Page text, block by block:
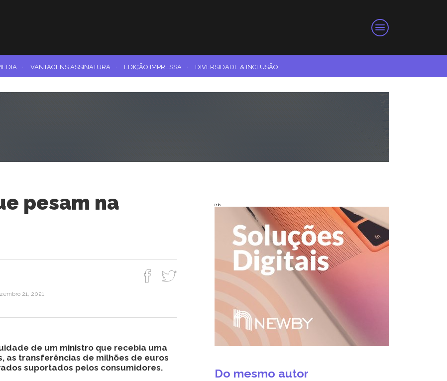
· VANTAGENS ASSINATURA · EDIÇÃO IMPRESSA · DIVERSIDADE & INCLUSÃO
pesam na
21, 2021
de um ministro que recebia uma
as transferências de milhões de euros
suportados pelos consumidores.
Pub
Do mesmo autor